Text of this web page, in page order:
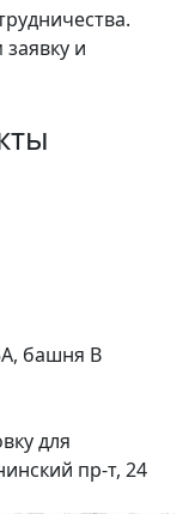
и
башня В
для
пр-т, 24